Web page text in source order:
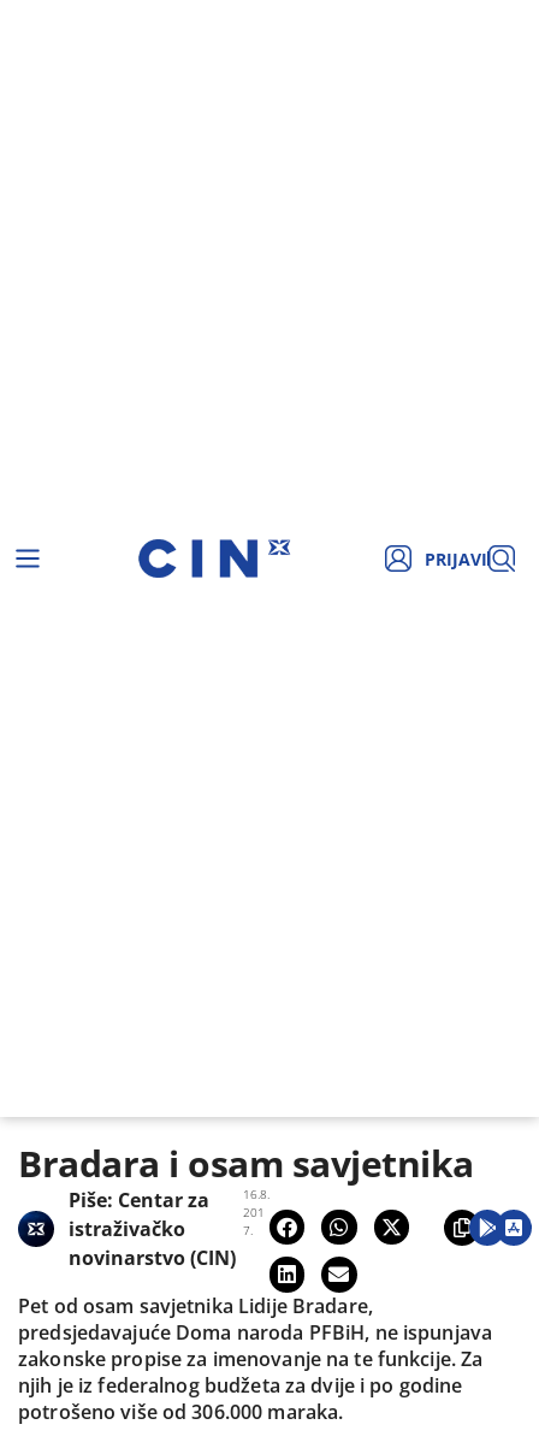
PRIJAVI
Bradara i osam savjetnika
16.8.
201
7.
Piše: Centar za
istraživačko
novinarstvo (CIN)
Pet od osam savjetnika Lidije Bradare,
predsjedavajuće Doma naroda PFBiH, ne ispunjava
zakonske propise za imenovanje na te funkcije. Za
njih je iz federalnog budžeta za dvije i po godine
potrošeno više od 306.000 maraka.